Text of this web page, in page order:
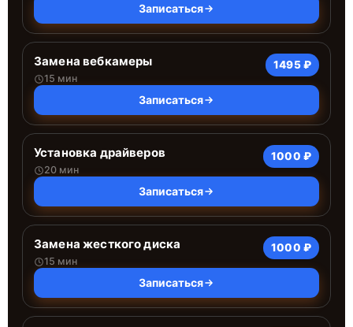
Записаться
Замена вебкамеры
15 мин
1495 ₽
Записаться
Установка драйверов
20 мин
1000 ₽
Записаться
Замена жесткого диска
15 мин
1000 ₽
Записаться